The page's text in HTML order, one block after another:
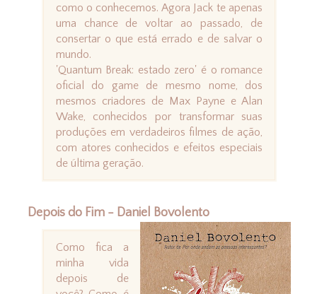
como o conhecemos. Agora Jack te apenas
uma chance de voltar ao passado, de
consertar o que está errado e de salvar o
mundo.
'Quantum Break: estado zero' é o romance
oficial do game de mesmo nome, dos
mesmos criadores de Max Payne e Alan
Wake, conhecidos por transformar suas
produções em verdadeiros filmes de ação,
com atores conhecidos e efeitos especiais
de última geração.
Depois do Fim - Daniel Bovolento
Como fica a
minha vida
depois de